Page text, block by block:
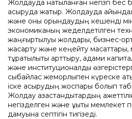
Жолдауда нақтыланған негізгі бес
асыруда жатыр. Жолдауда
және оны орындаудың кешенді
экономиканың жеделдетілген
жаңғыртылуы жолдары, бизнес-
жақсарту және кеңейту
тұрақтылықты арттыру, адами
және институционалдық
сыбайлас жемқорлықпен күреске
іске асырудың жоспары болып
Жолдау қазақстандықтардың
негізделген және құқықтық мемлекет
дамуына септігін тигізеді.